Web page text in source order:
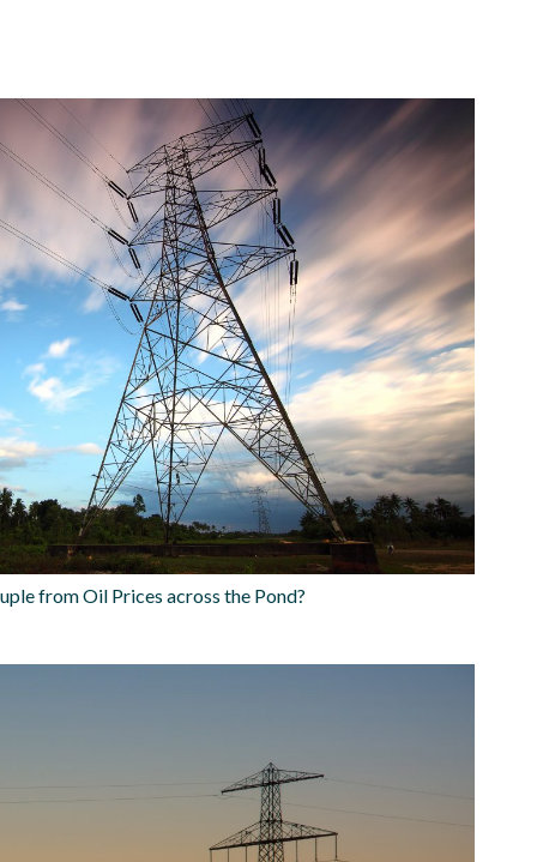
from Oil Prices across the Pond?